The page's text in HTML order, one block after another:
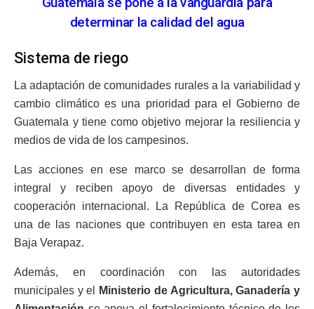
determinar la calidad del agua
Sistema de riego
La adaptación de comunidades rurales a la variabilidad y
cambio climático es una prioridad para el Gobierno de
Guatemala y tiene como objetivo mejorar la resiliencia y
medios de vida de los campesinos.
Las acciones en ese marco se desarrollan de forma
integral y reciben apoyo de diversas entidades y
cooperación internacional. La República de Corea es
una de las naciones que contribuyen en esta tarea en
Baja Verapaz.
Además, en coordinación con las autoridades
municipales y el
Ministerio de Agricultura, Ganadería y